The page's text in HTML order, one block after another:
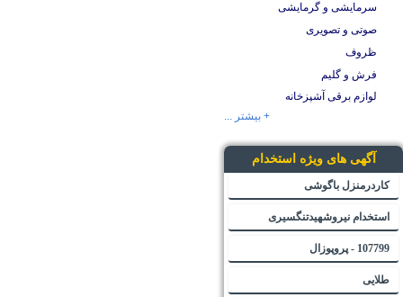
سرمایشی و گرمایشی
صوتی و تصویری
ظروف
فرش و گلیم
لوازم برقی آشپزخانه
+ بیشتر ...
آگهی های ویژه استخدام
کاردرمنزل باگوشی
استخدام نیروشهیدتنگسیری
107799 - پروپوزال
طلایی